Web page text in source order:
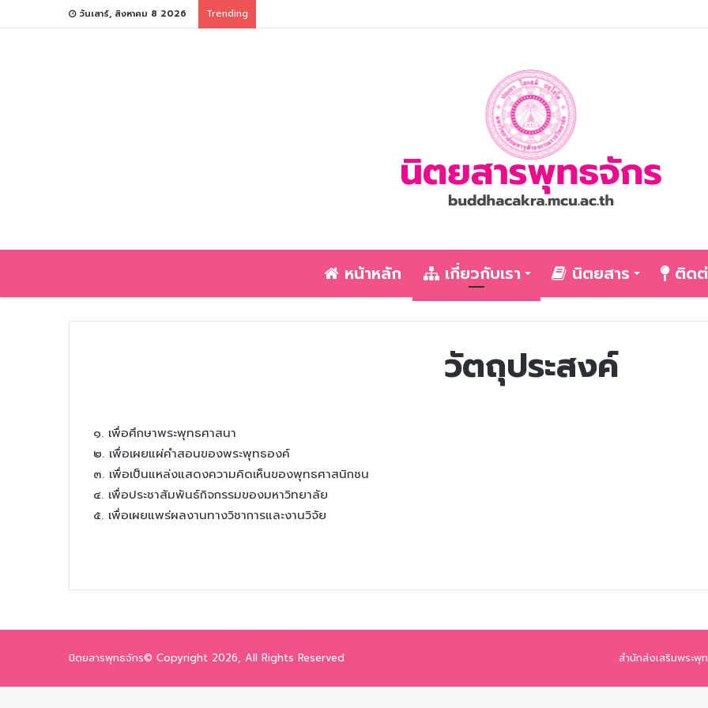
วันเสาร์, สิงหาคม 8 2026 Trending
หน้าหลัก เกี่ยวกับเรา นิตยสาร ติดต่
วัตถุประสงค์
๑. เพื่อศึกษาพระพุทธศาสนา
๒. เพื่อเผยแผ่คำสอนของพระพุทธองค์
๓. เพื่อเป็นแหล่งแสดงความคิดเห็นของพุทธศาสนิกชน
๔. เพื่อประชาสัมพันธ์กิจกรรมของมหาวิทยาลัย
๕. เพื่อเผยแพร่ผลงานทางวิชาการและงานวิจัย
นิตยสารพุทธจักร© Copyright 2026, All Rights Reserved สำนักส่งเสริมพระพุ